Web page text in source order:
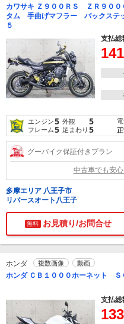
カワサキ Ｚ９００ＲＳ ＺＲ９０
タム 手曲げマフラー バックス
５
支払総
141
エンジン5 外観 5
フレーム5 足まわり 5
グーバイク保証付きプラン
中古車でも安
多摩エリア 八王子市
リバースオート八王子
無料 お見積り/お問合せ
ホンダ 複数画像 動画
ホンダ ＣＢ１０００ホーネット
支払総
133